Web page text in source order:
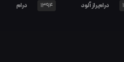
درام,راز آلود 1394 درام